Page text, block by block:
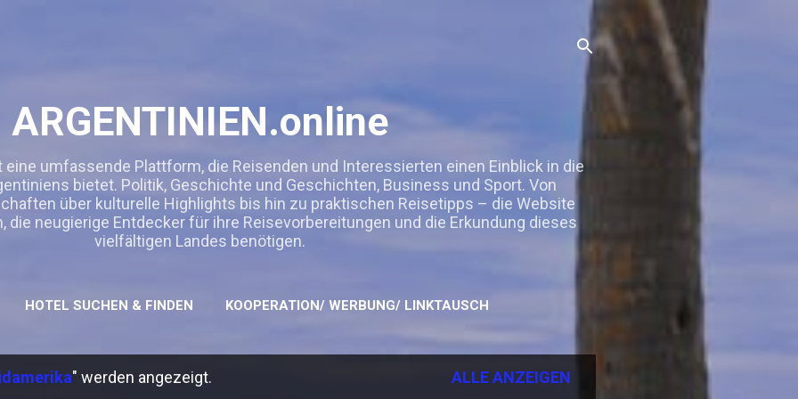
ARGENTINIEN.online
umfassende Plattform, die Reisenden und Interessierten einen Einblick in die
bietet. Politik, Geschichte und Geschichten, Business und Sport. Von
über kulturelle Highlights bis hin zu praktischen Reisetipps – die Website
die neugierige Entdecker für ihre Reisevorbereitungen und die Erkundung dieses
vielfältigen Landes benötigen.
HOTEL SUCHEN & FINDEN KOOPERATION/ WERBUNG/ LINKTAUSCH
" werden angezeigt. ALLE ANZEIGEN